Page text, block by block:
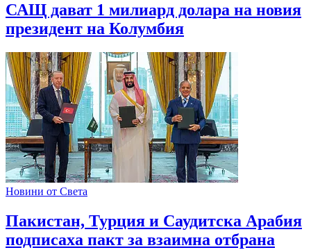
САЩ дават 1 милиард долара на новия
президент на Колумбия
Новини от Света
Пакистан, Турция и Саудитска Арабия
подписаха пакт за взаимна отбрана